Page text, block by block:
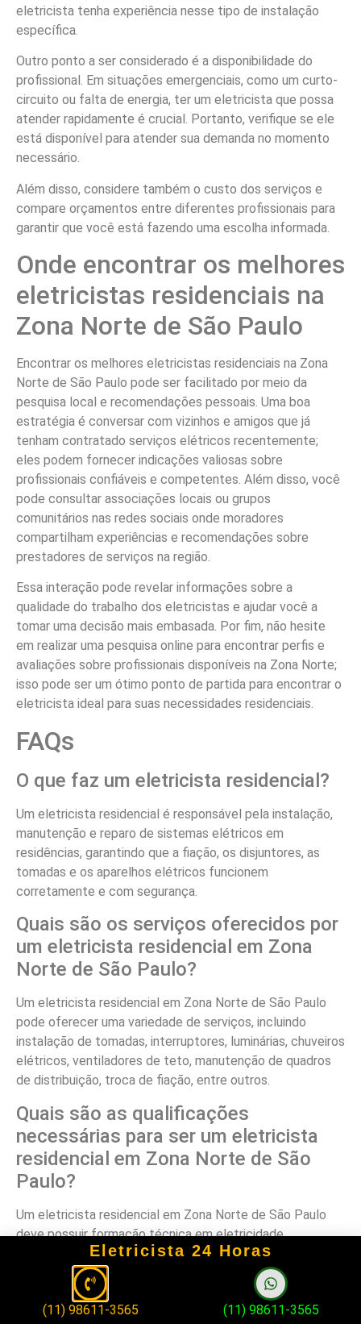
eletricista tenha experiência nesse tipo de instalação
específica.
Outro ponto a ser considerado é a disponibilidade do
profissional. Em situações emergenciais, como um curto-
circuito ou falta de energia, ter um eletricista que possa
atender rapidamente é crucial. Portanto, verifique se ele
está disponível para atender sua demanda no momento
necessário.
Além disso, considere também o custo dos serviços e
compare orçamentos entre diferentes profissionais para
garantir que você está fazendo uma escolha informada.
Onde encontrar os melhores
eletricistas residenciais na
Zona Norte de São Paulo
Encontrar os melhores eletricistas residenciais na Zona
Norte de São Paulo pode ser facilitado por meio da
pesquisa local e recomendações pessoais. Uma boa
estratégia é conversar com vizinhos e amigos que já
tenham contratado serviços elétricos recentemente;
eles podem fornecer indicações valiosas sobre
profissionais confiáveis e competentes. Além disso, você
pode consultar associações locais ou grupos
comunitários nas redes sociais onde moradores
compartilham experiências e recomendações sobre
prestadores de serviços na região.
Essa interação pode revelar informações sobre a
qualidade do trabalho dos eletricistas e ajudar você a
tomar uma decisão mais embasada. Por fim, não hesite
em realizar uma pesquisa online para encontrar perfis e
avaliações sobre profissionais disponíveis na Zona Norte;
isso pode ser um ótimo ponto de partida para encontrar o
eletricista ideal para suas necessidades residenciais.
FAQs
O que faz um eletricista residencial?
Um eletricista residencial é responsável pela instalação,
manutenção e reparo de sistemas elétricos em
residências, garantindo que a fiação, os disjuntores, as
tomadas e os aparelhos elétricos funcionem
corretamente e com segurança.
Quais são os serviços oferecidos por
um eletricista residencial em Zona
Norte de São Paulo?
Um eletricista residencial em Zona Norte de São Paulo
pode oferecer uma variedade de serviços, incluindo
instalação de tomadas, interruptores, luminárias, chuveiros
elétricos, ventiladores de teto, manutenção de quadros
de distribuição, troca de fiação, entre outros.
Quais são as qualificações
necessárias para ser um eletricista
residencial em Zona Norte de São
Paulo?
Um eletricista residencial em Zona Norte de São Paulo
deve possuir formação técnica em eletricidade,
conhecimento das normas de segurança e
regulamentações vigentes, além de experiência
comprovada na área.
Eletricista 24 Horas
(11) 98611-3565 (11) 98611-3565